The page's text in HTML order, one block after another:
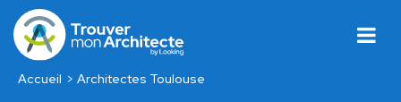
Accueil Architectes Toulouse